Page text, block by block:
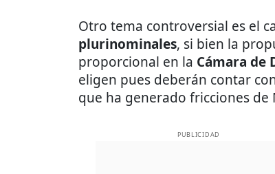
Otro tema controversial es el
plurinominales, si bien la
proporcional en la Cámara de
eligen pues deberán contar
que ha generado fricciones de
PUBLICIDAD